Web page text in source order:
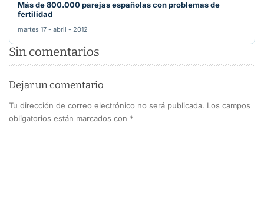
Más de 800.000 parejas españolas con problemas de
fertilidad
martes 17 - abril - 2012
Sin comentarios
Dejar un comentario
Tu dirección de correo electrónico no será publicada. Los campos
obligatorios están marcados con *